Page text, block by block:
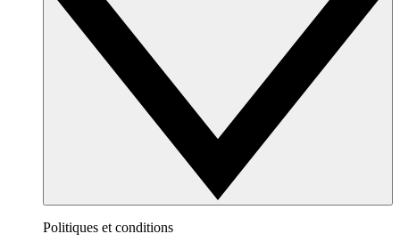
Politiques et conditions